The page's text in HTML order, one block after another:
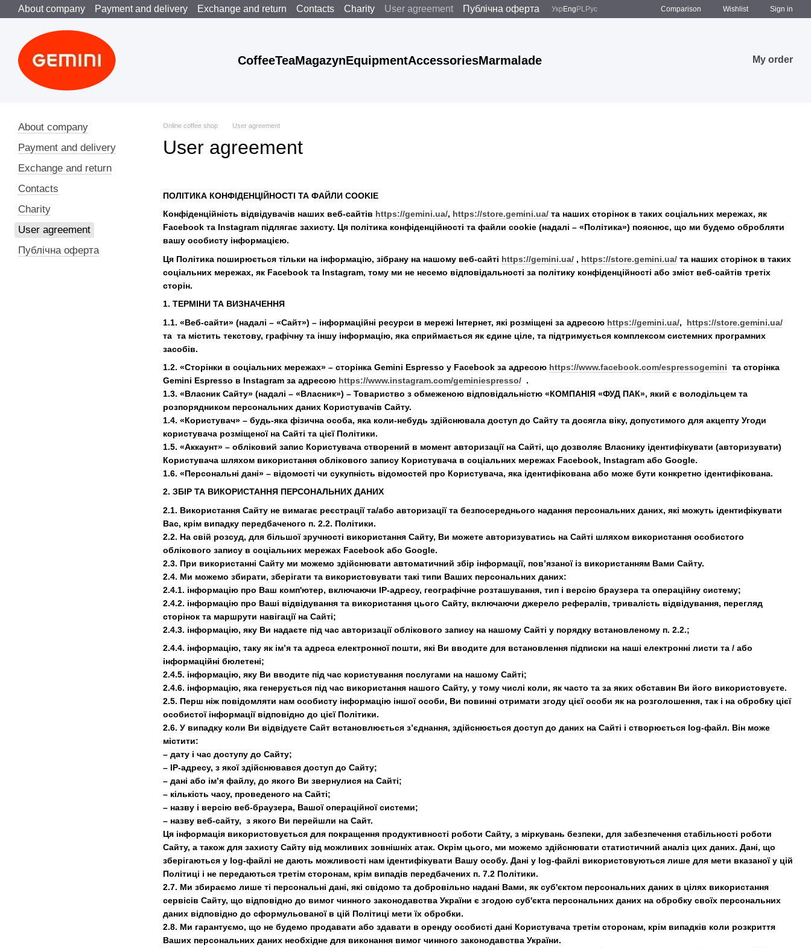
Skip to main content
About company Payment and delivery Exchange and return Contacts Charity User agreement Публічна оферта Укр Eng PLРус Comparison Wishlist Sign in
CoffeeTeaMagazynEquipmentAccessoriesMarmalade My order
Online coffee shop User agreement
User agreement
ПОЛІТИКА КОНФІДЕНЦІЙНОСТІ ТА ФАЙЛИ COOKIE
Конфіденційність відвідувачів наших веб-сайтів https://gemini.ua/, https://store.gemini.ua/ та наших сторінок в таких соціальних мережах, як
Facebook та Instagram підлягає захисту. Ця політика конфіденційності та файли cookie (надалі – «Політика») пояснює, що ми будемо обробляти
вашу особисту інформацією.
Ця Політика поширюється тільки на інформацію, зібрану на нашому веб-сайті https://gemini.ua/ , https://store.gemini.ua/ та наших сторінок в таких
соціальних мережах, як Facebook та Instagram, тому ми не несемо відповідальності за політику конфіденційності або зміст веб-сайтів третіх
сторін.
1. ТЕРМІНИ ТА ВИЗНАЧЕННЯ
1.1. «Веб-сайти» (надалі – «Сайт») – інформаційні ресурси в мережі Інтернет, які розміщені за адресою https://gemini.ua/, https://store.gemini.ua/
та та містить текстову, графічну та іншу інформацію, яка сприймається як єдине ціле, та підтримується комплексом системних програмних
засобів.
1.2. «Сторінки в соціальних мережах» – сторінка Gemini Espresso у Facebook за адресою https://www.facebook.com/espressogemini та сторінка
Gemini Espresso в Instagram за адресою https://www.instagram.com/geminiespresso/ .
1.3. «Власник Сайту» (надалі – «Власник») – Товариство з обмеженою відповідальністю «КОМПАНІЯ «ФУД ПАК», який є володільцем та
розпорядником персональних даних Користувачів Сайту.
1.4. «Користувач» – будь-яка фізична особа, яка коли-небудь здійснювала доступ до Сайту та досягла віку, допустимого для акцепту Угоди
користувача розміщеної на Сайті та цієї Політики.
1.5. «Аккаунт» – обліковий запис Користувача створений в момент авторизації на Сайті, що дозволяє Власнику ідентифікувати (авторизувати)
Користувача шляхом використання облікового запису Користувача в соціальних мережах Facebook, Instagram або Google.
1.6. «Персональні дані» – відомості чи сукупність відомостей про Користувача, яка ідентифікована або може бути конкретно ідентифікована.
2. ЗБІР ТА ВИКОРИСТАННЯ ПЕРСОНАЛЬНИХ ДАНИХ
2.1. Використання Сайту не вимагає реєстрації та/або авторизації та безпосереднього надання персональних даних, які можуть ідентифікувати
Вас, крім випадку передбаченого п. 2.2. Політики.
2.2. На свій розсуд, для більшої зручності використання Сайту, Ви можете авторизуватись на Сайті шляхом використання особистого
облікового запису в соціальних мережах Facebook або Google.
2.3. При використанні Сайту ми можемо здійснювати автоматичний збір інформації, пов’язаної із використанням Вами Сайту.
2.4. Ми можемо збирати, зберігати та використовувати такі типи Ваших персональних даних:
2.4.1. інформацію про Ваш комп'ютер, включаючи IP-адресу, географічне розташування, тип і версію браузера та операційну систему;
2.4.2. інформацію про Ваші відвідування та використання цього Сайту, включаючи джерело рефералів, тривалість відвідування, перегляд
сторінок та маршрути навігації на Сайті;
2.4.3. інформацію, яку Ви надаєте під час авторизації облікового запису на нашому Сайті у порядку встановленому п. 2.2.;
2.4.4. інформацію, таку як ім’я та адреса електронної пошти, які Ви вводите для встановлення підписки на наші електронні листи та / або
інформаційні бюлетені;
2.4.5. інформацію, яку Ви вводите під час користування послугами на нашому Сайті;
2.4.6. інформацію, яка генерується під час використання нашого Сайту, у тому числі коли, як часто та за яких обставин Ви його використовуєте.
2.5. Перш ніж повідомляти нам особисту інформацію іншої особи, Ви повинні отримати згоду цієї особи як на розголошення, так і на обробку цієї
особистої інформації відповідно до цієї Політики.
2.6. У випадку коли Ви відвідуєте Сайт встановлюється з’єднання, здійснюється доступ до даних на Сайті і створюється log-файл. Він може
містити:
– дату і час доступу до Сайту;
– IP-адресу, з якої здійснювався доступ до Сайту;
– дані або ім’я файлу, до якого Ви звернулися на Сайті;
– кількість часу, проведеного на Сайті;
– назву і версію веб-браузера, Вашої операційної системи;
– назву веб-сайту, з якого Ви перейшли на Сайт.
Ця інформація використовується для покращення продуктивності роботи Сайту, з міркувань безпеки, для забезпечення стабільності роботи
Сайту, а також для захисту Сайту від можливих зовнішніх атак. Окрім цього, ми можемо здійснювати статистичний аналіз цих даних. Дані, що
зберігаються у log-файлі не дають можливості нам ідентифікувати Вашу особу. Дані у log-файлі використовуються лише для мети вказаної у цій
Політиці і не передаються третім сторонам, крім випадів передбачених п. 7.2 Політики.
2.7. Ми збираємо лише ті персональні дані, які свідомо та добровільно надані Вами, як суб'єктом персональних даних в цілях використання
сервісів Сайту, що відповідно до вимог чинного законодавства України є згодою суб'єкта персональних даних на обробку своїх персональних
даних відповідно до сформульованої в цій Політиці мети їх обробки.
2.8. Ми гарантуємо, що не будемо продавати або здавати в оренду особисті дані Користувача третім сторонам, крім випадків коли розкриття
Ваших персональних даних необхідне для виконання вимог чинного законодавства України.
About company
Payment and delivery
Exchange and return
Contacts
Charity
User agreement
Публічна оферта